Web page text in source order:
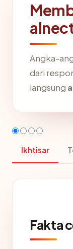
Angka-
dari
langsung
Ikhtisar
Fakta